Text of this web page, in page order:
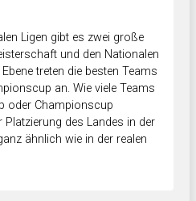
Ligen gibt es zwei große
und den Nationalen
treten die besten Teams
an. Wie viele Teams
oder Championscup
Platzierung des Landes in der
ähnlich wie in der realen